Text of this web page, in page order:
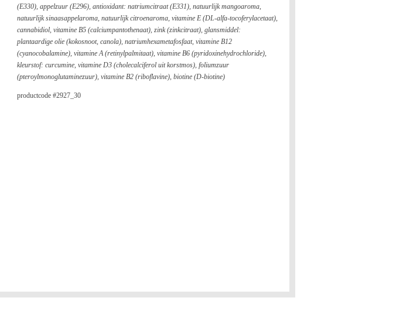
(E330), appelzuur (E296), antioxidant: natriumcitraat (E331), natuurlijk mangoaroma,
natuurlijk sinaasappelaroma, natuurlijk citroenaroma, vitamine E (DL-alfa-tocoferylacetaat),
cannabidiol, vitamine B5 (calciumpantothenaat), zink (zinkcitraat), glansmiddel:
plantaardige olie (kokosnoot, canola), natriumhexametafosfaat, vitamine B12
(cyanocobalamine), vitamine A (retinylpalmitaat), vitamine B6 (pyridoxinehydrochloride),
kleurstof: curcumine, vitamine D3 (cholecalciferol uit korstmos), foliumzuur
(pteroylmonoglutaminezuur), vitamine B2 (riboflavine), biotine (D-biotine)
productcode #2927_30